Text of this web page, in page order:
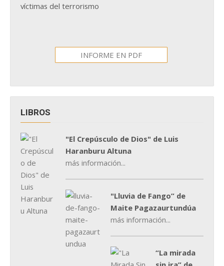
víctimas del terrorismo
INFORME EN PDF
LIBROS
"El Crepúsculo de Dios" de Luis
Haranburu Altuna
más información...
"Lluvia de Fango” de
Maite Pagazaurtundúa
más información...
“La mirada